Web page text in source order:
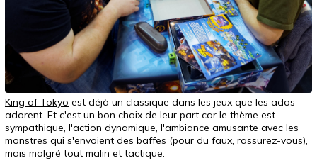
King of Tokyo est déjà un classique dans les jeux que les ados
adorent. Et c'est un bon choix de leur part car le thème est
sympathique, l'action dynamique, l'ambiance amusante avec les
monstres qui s'envoient des baffes (pour du faux, rassurez-vous),
mais malgré tout malin et tactique.